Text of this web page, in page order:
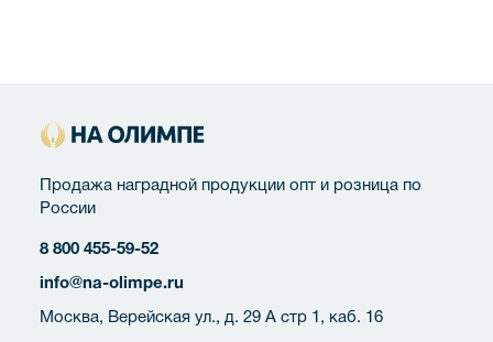
Продажа наградной продукции опт и розница по
России
8 800 455-59-52
info@na-olimpe.ru
Москва, Верейская ул., д. 29 А стр 1, каб. 16